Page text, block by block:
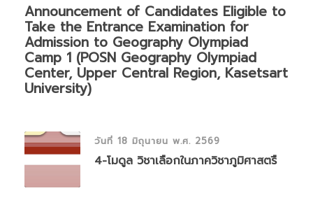
Announcement of Candidates Eligible to
Take the Entrance Examination for
Admission to Geography Olympiad
Camp 1 (POSN Geography Olympiad
Center, Upper Central Region, Kasetsart
University)
วันที่ 18 มิถุนายน พ.ศ. 2569
4-โมดูล วิชาเลือกในภาควิชาภูมิศาสตรื